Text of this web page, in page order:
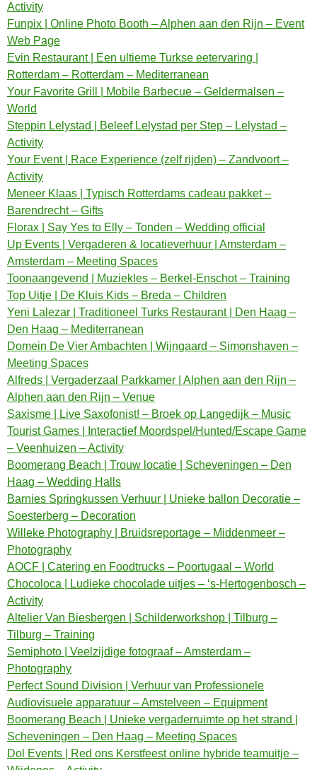
Activity
Funpix | Online Photo Booth – Alphen aan den Rijn – Event
Web Page
Evin Restaurant | Een ultieme Turkse eetervaring |
Rotterdam – Rotterdam – Mediterranean
Your Favorite Grill | Mobile Barbecue – Geldermalsen –
World
Steppin Lelystad | Beleef Lelystad per Step – Lelystad –
Activity
Your Event | Race Experience (zelf rijden) – Zandvoort –
Activity
Meneer Klaas | Typisch Rotterdams cadeau pakket –
Barendrecht – Gifts
Florax | Say Yes to Elly – Tonden – Wedding official
Up Events | Vergaderen & locatieverhuur | Amsterdam –
Amsterdam – Meeting Spaces
Toonaangevend | Muziekles – Berkel-Enschot – Training
Top Uitje | De Kluis Kids – Breda – Children
Yeni Lalezar | Traditioneel Turks Restaurant | Den Haag –
Den Haag – Mediterranean
Domein De Vier Ambachten | Wijngaard – Simonshaven –
Meeting Spaces
Alfreds | Vergaderzaal Parkkamer | Alphen aan den Rijn –
Alphen aan den Rijn – Venue
Saxisme | Live Saxofonist! – Broek op Langedijk – Music
Tourist Games | Interactief Moordspel/Hunted/Escape Game
– Veenhuizen – Activity
Boomerang Beach | Trouw locatie | Scheveningen – Den
Haag – Wedding Halls
Barnies Springkussen Verhuur | Unieke ballon Decoratie –
Soesterberg – Decoration
Willeke Photography | Bruidsreportage – Middenmeer –
Photography
AOCF | Catering en Foodtrucks – Poortugaal – World
Chocoloca | Ludieke chocolade uitjes – ‘s-Hertogenbosch –
Activity
Altelier Van Biesbergen | Schilderworkshop | Tilburg –
Tilburg – Training
Semiphoto | Veelzijdige fotograaf – Amsterdam –
Photography
Perfect Sound Division | Verhuur van Professionele
Audiovisuele apparatuur – Amstelveen – Equipment
Boomerang Beach | Unieke vergaderruimte op het strand |
Scheveningen – Den Haag – Meeting Spaces
Dol Events | Red ons Kerstfeest online hybride teamuitje –